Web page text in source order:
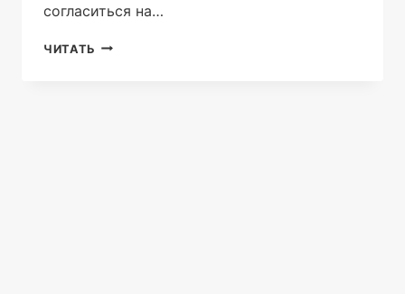
согласиться на…
ЧИТАТЬ (НЕ)